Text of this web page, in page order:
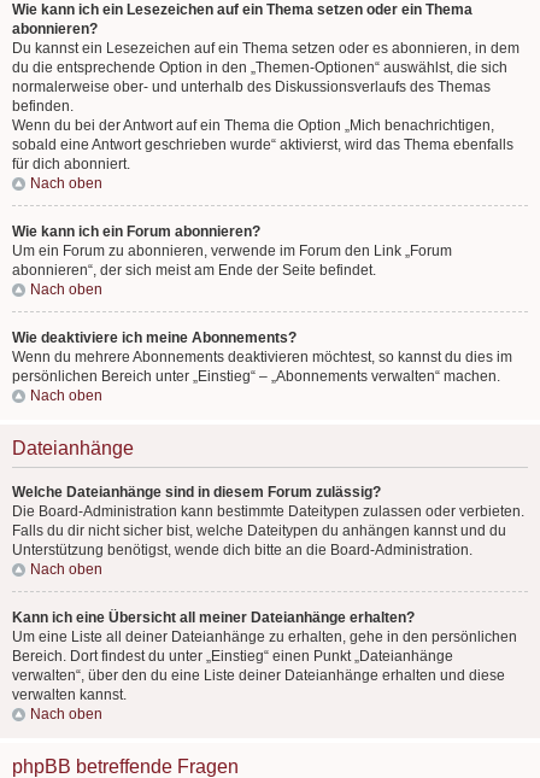
Wie kann ich ein Lesezeichen auf ein Thema setzen oder ein Thema
abonnieren?
Du kannst ein Lesezeichen auf ein Thema setzen oder es abonnieren, in dem
du die entsprechende Option in den „Themen-Optionen“ auswählst, die sich
normalerweise ober- und unterhalb des Diskussionsverlaufs des Themas
befinden.
Wenn du bei der Antwort auf ein Thema die Option „Mich benachrichtigen,
sobald eine Antwort geschrieben wurde“ aktivierst, wird das Thema ebenfalls
für dich abonniert.
Nach oben
Wie kann ich ein Forum abonnieren?
Um ein Forum zu abonnieren, verwende im Forum den Link „Forum
abonnieren“, der sich meist am Ende der Seite befindet.
Nach oben
Wie deaktiviere ich meine Abonnements?
Wenn du mehrere Abonnements deaktivieren möchtest, so kannst du dies im
persönlichen Bereich unter „Einstieg“ – „Abonnements verwalten“ machen.
Nach oben
Dateianhänge
Welche Dateianhänge sind in diesem Forum zulässig?
Die Board-Administration kann bestimmte Dateitypen zulassen oder verbieten.
Falls du dir nicht sicher bist, welche Dateitypen du anhängen kannst und du
Unterstützung benötigst, wende dich bitte an die Board-Administration.
Nach oben
Kann ich eine Übersicht all meiner Dateianhänge erhalten?
Um eine Liste all deiner Dateianhänge zu erhalten, gehe in den persönlichen
Bereich. Dort findest du unter „Einstieg“ einen Punkt „Dateianhänge
verwalten“, über den du eine Liste deiner Dateianhänge erhalten und diese
verwalten kannst.
Nach oben
phpBB betreffende Fragen